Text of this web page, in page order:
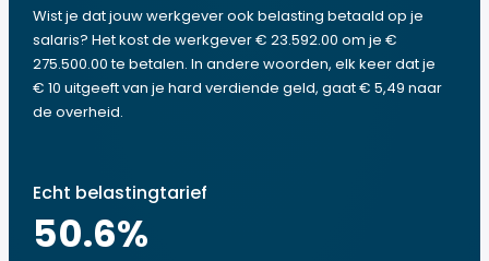
Wist je dat jouw werkgever ook belasting betaald op je
salaris? Het kost de werkgever € 23.592.00 om je €
275.500.00 te betalen. In andere woorden, elk keer dat je
€ 10 uitgeeft van je hard verdiende geld, gaat € 5,49 naar
de overheid.
Echt belastingtarief
50.6%